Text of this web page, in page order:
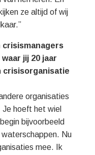
ze altijd of wij
crisismanagers
jij 20 jaar
crisisorganisatie
organisaties
Je hoeft het wiel
bijvoorbeeld
Nu
mee. Ik